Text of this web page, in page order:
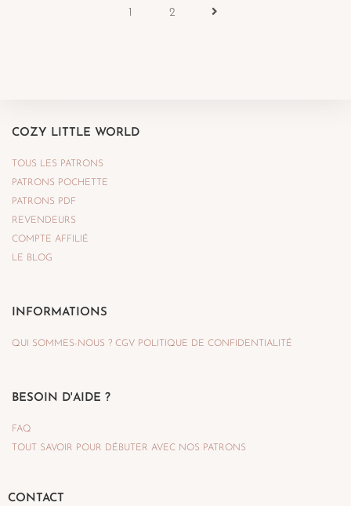
1 2
COZY LITTLE WORLD
TOUS LES PATRONS
PATRONS POCHETTE
PATRONS PDF
REVENDEURS
COMPTE AFFILIÉ
LE BLOG
INFORMATIONS
QUI SOMMES-NOUS ? CGV POLITIQUE DE CONFIDENTIALITÉ
BESOIN D'AIDE ?
FAQ
TOUT SAVOIR POUR DÉBUTER AVEC NOS PATRONS
CONTACT